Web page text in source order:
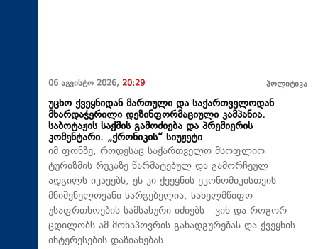
06 აგვისტო 2026, 20:29 პოლიტიკა
უცხო ქვეყნიდან მართული და საქართველოდან
მხარდაჭერილი დეზინფორმაციული კამპანია.
საბოტაჟის საქმის გამოძიება და პრემიერის
კომენტარი. „ქრონიკის“ სიუჟეტი
იმ ფონზე, როდესაც საქართველო მსოფლიო
ტურიზმის რუკაზე წარმატებულ და გამორჩეულ
ადგილს იკავებს, ეს კი ქვეყნის ეკონომიკისთვის
მნიშვნელოვანი სარგებელია, სახელმწიფო
უსაფრთხოების სამსახური იძიებს - ვინ და როგორ
ცდილობს ამ მონაპოვრის განადგურებას და ქვეყნის
ინტერესების დაზიანებას.